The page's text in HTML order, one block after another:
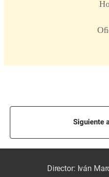
Siguiente
Director: Iván